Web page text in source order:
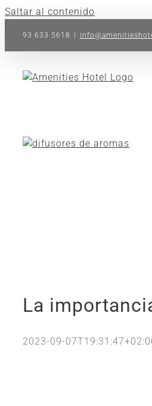
Saltar al contenido
93 633 5618
La
2023-09-